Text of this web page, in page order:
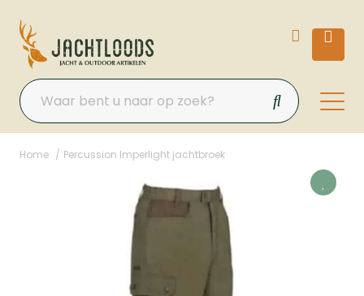
Home Percussion Imperlight jachtbroek